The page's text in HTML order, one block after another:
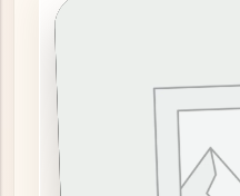
Hűtőmágnes, Kitűző
Plüss
Sapka
Egyedi céges ajándékok